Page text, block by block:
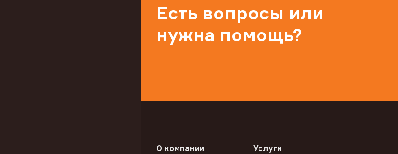
Есть вопросы или
нужна помощь?
О компании Услуги